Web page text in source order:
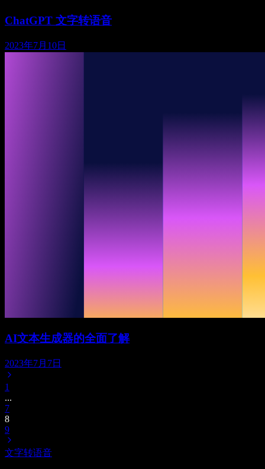
ChatGPT 文字转语音
2023年7月10日
AI文本生成器的全面了解
2023年7月7日
1
...
7
8
9
文字转语音